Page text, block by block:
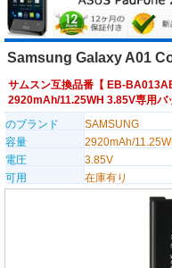
Samsung Galaxy A01
サムスン互換品番【 EB-
2920mAh/11.25WH 3.85V専用バ
のブランド
SAMSUNG
容量
2920mAh/
電圧
3.85V
可用
在庫有り